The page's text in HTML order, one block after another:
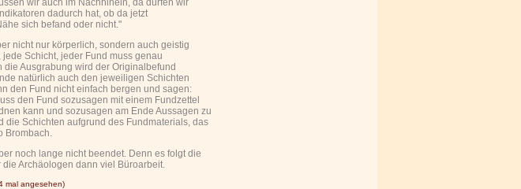
wir auch im Nachhinein, da dürfen wir
dadurch hat, ob da jetzt
sich befand oder nicht."
nicht nur körperlich, sondern auch geistig
Schicht, jeder Fund muss genau
Ausgrabung wird der Originalbefund
natürlich auch den jeweiligen Schichten
den Fund nicht einfach bergen und sagen:
den Fund sozusagen mit einem Fundzettel
kann und sozusagen am Ende Aussagen zu
die Schichten aufgrund des Fundmaterials, das
Brombach.
noch lange nicht beendet. Denn es folgt die
Archäologen dann viel Büroarbeit.
angesehen)